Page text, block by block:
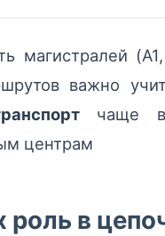
магистралей
важно
чаще
центрам
в